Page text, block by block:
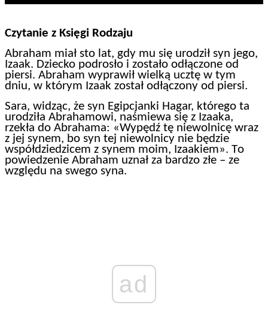
Czytanie z Księgi Rodzaju
Abraham miał sto lat, gdy mu się urodził syn jego,
Izaak. Dziecko podrosło i zostało odłączone od
piersi. Abraham wyprawił wielką ucztę w tym
dniu, w którym Izaak został odłączony od piersi.
Sara, widząc, że syn Egipcjanki Hagar, którego ta
urodziła Abrahamowi, naśmiewa się z Izaaka,
rzekła do Abrahama: «Wypędź tę niewolnicę wraz
z jej synem, bo syn tej niewolnicy nie będzie
współdziedzicem z synem moim, Izaakiem». To
powiedzenie Abraham uznał za bardzo złe – ze
względu na swego syna.
ad